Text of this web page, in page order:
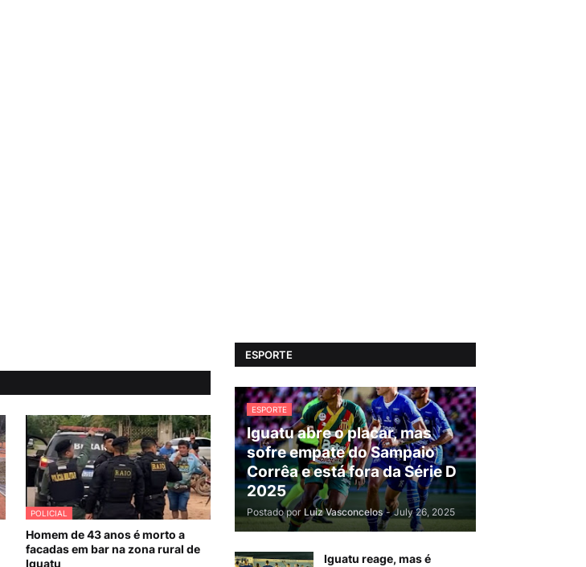
POLICIAL
Homem de 43 anos é morto a
facadas em bar na zona rural de
Iguatu
ESPORTE
ESPORTE
Iguatu abre o placar, mas
sofre empate do Sampaio
Corrêa e está fora da Série D
2025
Postado por Luiz Vasconcelos - July 26, 2025
Iguatu reage, mas é